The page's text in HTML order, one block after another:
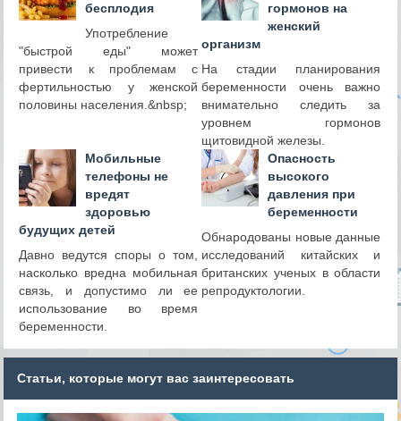
бесплодия
Употребление
"быстрой еды" может
привести к проблемам с
фертильностью у женской
половины населения.&nbsp;
гормонов на
женский
организм
На стадии планирования
беременности очень важно
внимательно следить за
уровнем гормонов
щитовидной железы.
Мобильные
телефоны не
вредят
здоровью
будущих детей
Давно ведутся споры о том,
насколько вредна мобильная
связь, и допустимо ли ее
использование во время
беременности.
Опасность
высокого
давления при
беременности
Обнародованы новые данные
исследований китайских и
британских ученых в области
репродуктологии.
Статьи, которые могут вас заинтересовать